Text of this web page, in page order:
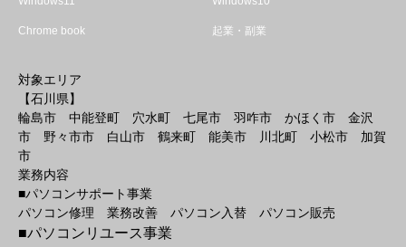
Chrome book 起業・副業
対象エリア
【石川県】
輪島市 中能登町 穴水町 七尾市 羽咋市 かほく市 金沢
市 野々市市 白山市 鶴来町 能美市 川北町 小松市 加賀
市
業務内容
■パソコンサポート事業
パソコン修理 業務改善 パソコン入替 パソコン販売
■パソコンリユース事業